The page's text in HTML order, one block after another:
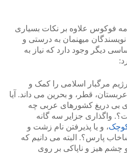
فوکوس علاوه بر نکات بسیاری
میهنمان به درستی و
دیگر وجود دارد که نیاز به
مرگبار اسلامی را کمک و
قطر، و بحرین می داند. آیا
بی دریغ کشورهای عربی چه
واگذاری جزایر سه گانه
، و یا پذیرفتن نام زشت و
پارس؟. البته می دانیم که
چشم هیز و ناپاکی بر روی